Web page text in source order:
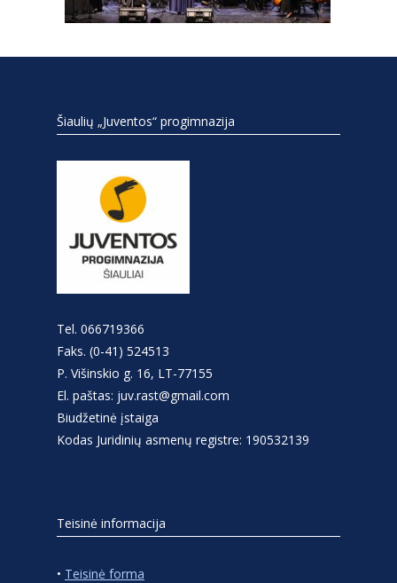
Šiaulių „Juventos“ progimnazija
Tel. 066719366
Faks. (0-41) 524513
P. Višinskio g. 16, LT-77155
El. paštas: juv.rast@gmail.com
Biudžetinė įstaiga
Kodas Juridinių asmenų registre: 190532139
Teisinė informacija
• Teisinė forma